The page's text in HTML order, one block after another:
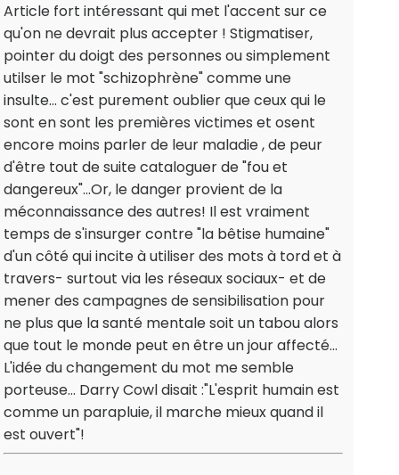
Article fort intéressant qui met l'accent sur ce
qu'on ne devrait plus accepter ! Stigmatiser,
pointer du doigt des personnes ou simplement
utilser le mot "schizophrène" comme une
insulte... c'est purement oublier que ceux qui le
sont en sont les premières victimes et osent
encore moins parler de leur maladie , de peur
d'être tout de suite cataloguer de "fou et
dangereux"...Or, le danger provient de la
méconnaissance des autres! Il est vraiment
temps de s'insurger contre "la bêtise humaine"
d'un côté qui incite à utiliser des mots à tord et à
travers- surtout via les réseaux sociaux- et de
mener des campagnes de sensibilisation pour
ne plus que la santé mentale soit un tabou alors
que tout le monde peut en être un jour affecté...
L'idée du changement du mot me semble
porteuse... Darry Cowl disait :"L'esprit humain est
comme un parapluie, il marche mieux quand il
est ouvert"!